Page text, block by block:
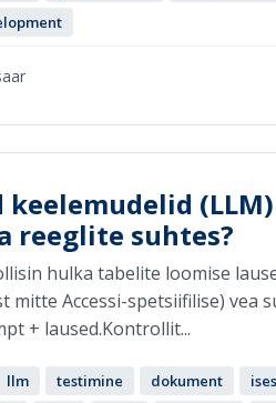
reeglite suhtes?
hulka tabelite loomise
Accessi-spetsiifilise) vea
+ laused.Kontrollit...
llm testimine dokument